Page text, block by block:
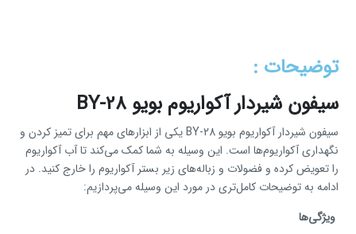
توضیحات :
سیفون شیردار آکواریوم بویو BY-28
سیفون شیردار آکواریوم بویو BY-28 یکی از ابزارهای مهم برای تمیز کردن و
نگهداری آکواریوم‌ها است. این وسیله به شما کمک می‌کند تا آب آکواریوم
را تعویض کرده و فضولات و زباله‌های زیر بستر آکواریوم را خارج کنید. در
ادامه به توضیحات کامل‌تری در مورد این وسیله می‌پردازیم:
ویژگی‌ها